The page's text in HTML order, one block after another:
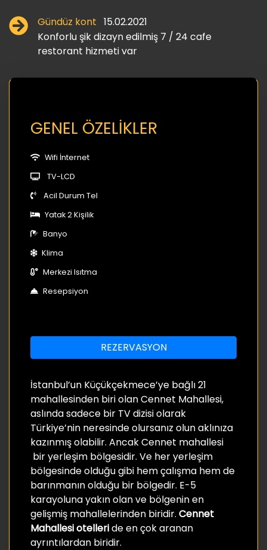
Gündüz kont 15.02.2021
Konforlu şik dizayn edilmiş 7 / 24 cafe
restorant hizmeti var
GENEL ÖZELİKLER
Wifi İnternet
TV-LCD
Acil Durum Tel
Yatak 2 Kişilik
Banyo
Klima
Merkezi Isıtma
Resepsiyon
REZERVASYON
İstanbul’un Küçükçekmece’ye bağlı 21
mahallesinden biri olan Cennet Mahallesi,
aslında sadece bir TV dizisi olarak
Türkiye’nin neresinde olursanız olun aklınıza
kazınmış olabilir. Ancak Cennet mahallesi
bir yerleşim bölgesidir. Ve her yerleşim
bölgesinde olduğu gibi hem çalışma hem de
barınmanın olduğu bir bölgedir. E-5
karayoluna yakın olan ve bölgenin en
gelişmiş mahallelerinden biridir. Cennet
Mahallesi otelleride en çok aranan
ayrıntılardan biridir.